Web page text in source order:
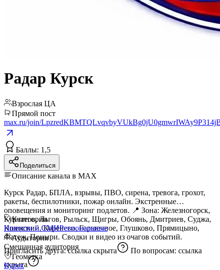
Радар Курск
Взрослая ЦА
Прямой пост
max.ru/join/
Баллы: 1,5
Поделиться
Описание канала в MAX
Курск Радар, БПЛА, взрывы, ПВО, сирена, тревога, грохот,
ракеты, беспилотники, пожар онлайн. Экстренные
оповещения и мониторинг подлетов. 📍 Зона: Железногорск,
Курчатов, Льгов, Рыльск, Щигры, Обоянь, Дмитриев, Суджа,
Кшенский, Коренево, Горшечное, Глушково, Прямицыно,
Фатеж, Поныри. Сводки и видео из очагов событий.
Пригласить друга:ссылка скрыта По вопросам: ссылка
скрыта
Категории
Новости и СМИРегиональные
Аудитория
Смешанная аудитория
Геометка
Курск